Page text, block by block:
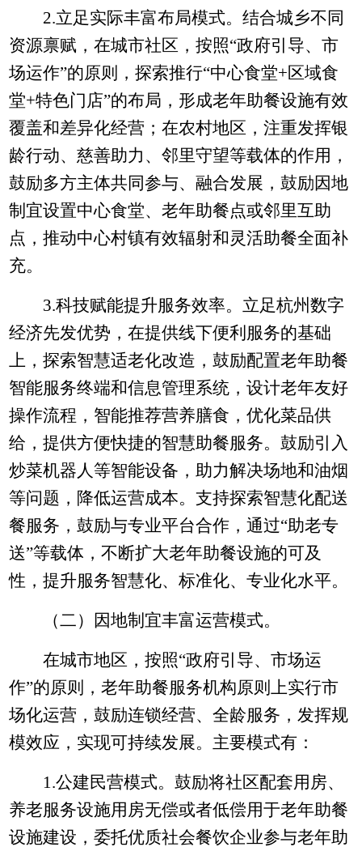
2.立足实际丰富布局模式。结合城乡不同
资源禀赋，在城市社区，按照“政府引导、市
场运作”的原则，探索推行“中心食堂+区域食
堂+特色门店”的布局，形成老年助餐设施有效
覆盖和差异化经营；在农村地区，注重发挥银
龄行动、慈善助力、邻里守望等载体的作用，
鼓励多方主体共同参与、融合发展，鼓励因地
制宜设置中心食堂、老年助餐点或邻里互助
点，推动中心村镇有效辐射和灵活助餐全面补
充。
3.科技赋能提升服务效率。立足杭州数字
经济先发优势，在提供线下便利服务的基础
上，探索智慧适老化改造，鼓励配置老年助餐
智能服务终端和信息管理系统，设计老年友好
操作流程，智能推荐营养膳食，优化菜品供
给，提供方便快捷的智慧助餐服务。鼓励引入
炒菜机器人等智能设备，助力解决场地和油烟
等问题，降低运营成本。支持探索智慧化配送
餐服务，鼓励与专业平台合作，通过“助老专
送”等载体，不断扩大老年助餐设施的可及
性，提升服务智慧化、标准化、专业化水平。
（二）因地制宜丰富运营模式。
在城市地区，按照“政府引导、市场运
作”的原则，老年助餐服务机构原则上实行市
场化运营，鼓励连锁经营、全龄服务，发挥规
模效应，实现可持续发展。主要模式有：
1.公建民营模式。鼓励将社区配套用房、
养老服务设施用房无偿或者低偿用于老年助餐
设施建设，委托优质社会餐饮企业参与老年助